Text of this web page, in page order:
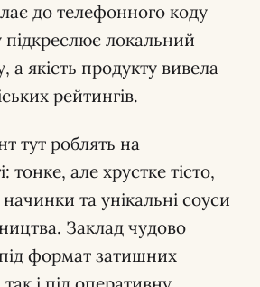
до телефонного коду
підкреслює локальний
а якість продукту вивела
рейтингів.
тут роблять на
тонке, але хрустке тісто,
начинки та унікальні соуси
Заклад чудово
формат затишних